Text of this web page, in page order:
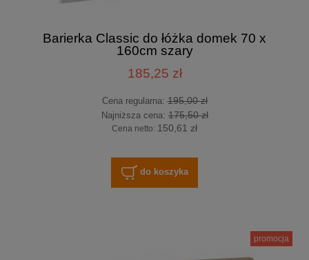
Barierka Classic do łóżka domek 70 x
160cm szary
185,25 zł
Cena regularna:195,00 zł
Najniższa cena:175,50 zł
Cena netto: 150,61 zł
do koszyka
promocja